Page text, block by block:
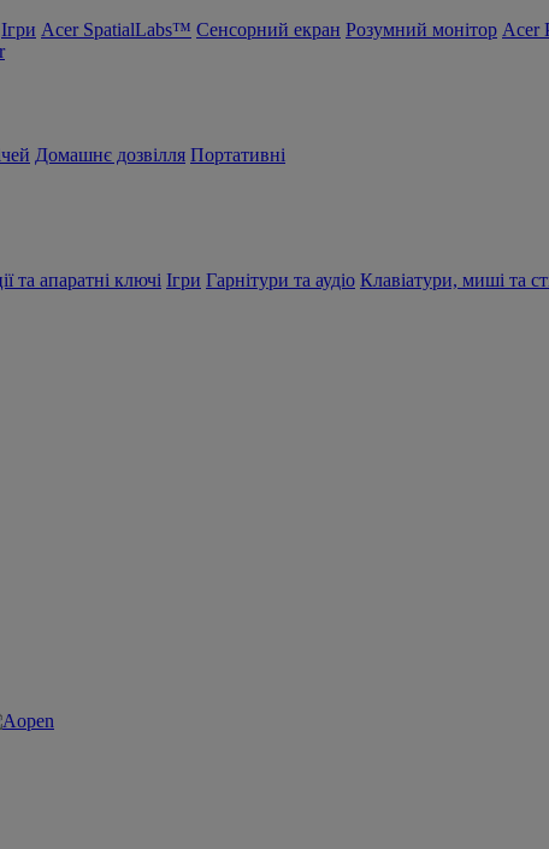
Ігри Acer SpatialLabs™ Сенсорний екран Розумний монітор Acer
Домашнє дозвілля Портативні
та апаратні ключі Ігри Гарнітури та аудіо Клавіатури, миші та